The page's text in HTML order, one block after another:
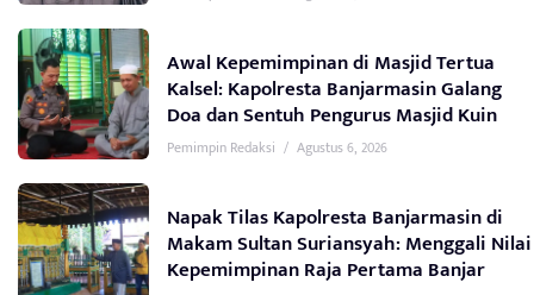
Awal Kepemimpinan di Masjid Tertua
Kalsel: Kapolresta Banjarmasin Galang
Doa dan Sentuh Pengurus Masjid Kuin
Pemimpin Redaksi / Agustus 6, 2026
Napak Tilas Kapolresta Banjarmasin di
Makam Sultan Suriansyah: Menggali Nilai
Kepemimpinan Raja Pertama Banjar